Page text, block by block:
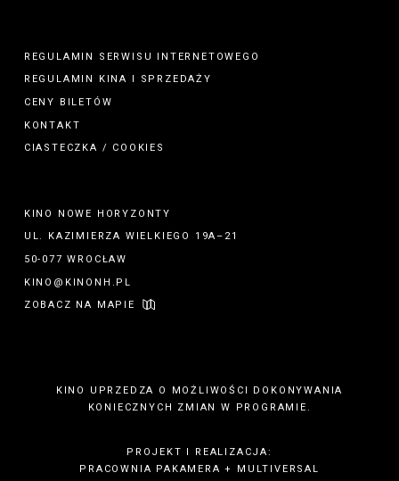
REGULAMIN SERWISU INTERNETOWEGO
REGULAMIN
KINA
SPRZEDAŻY
CENY BILETÓW
KONTAKT
CIASTECZKA / COOKIES
KINO NOWE HORYZONTY
UL. KAZIMIERZA WIELKIEGO 19A–21
50-077 WROCŁAW
KINO@KINONH.PL
ZOBACZ NA MAPIE
KINO UPRZEDZA O MOŻLIWOŚCI DOKONYWANIA
KONIECZNYCH ZMIAN W PROGRAMIE.
PROJEKT I REALIZACJA:
PRACOWNIA PAKAMERA + MULTIVERSAL